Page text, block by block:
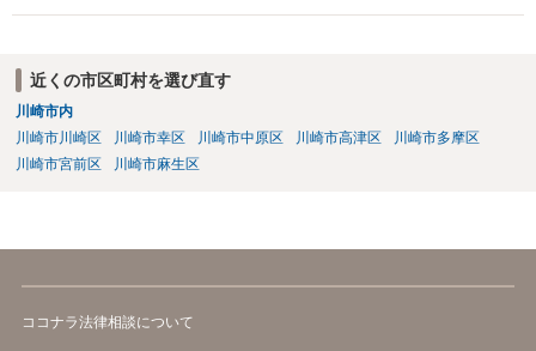
も相続権があります。つまり、孫５人に加えて「おじ又はおば」にも
近くの市区町村を選び直す
川崎市内
川崎市川崎区
川崎市幸区 川崎市中原区 川崎市高津区
川崎市多摩区
川崎市宮前区
川崎市麻生区
ココナラ法律相談について